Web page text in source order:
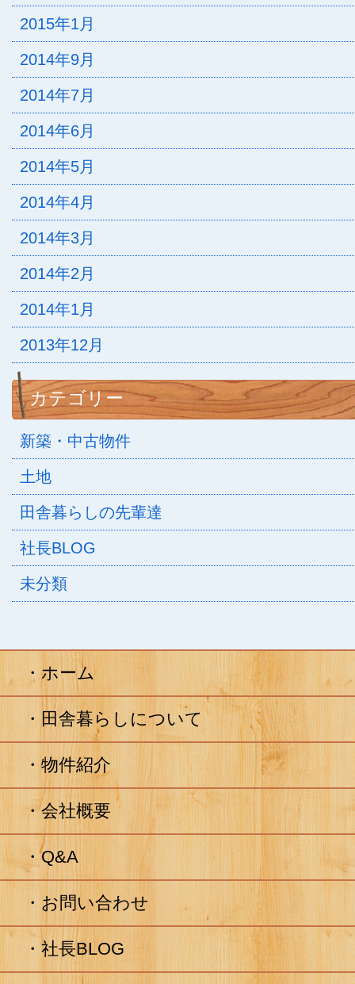
2015年1月
2014年9月
2014年7月
2014年6月
2014年5月
2014年4月
2014年3月
2014年2月
2014年1月
2013年12月
カテゴリー
新築・中古物件
土地
田舎暮らしの先輩達
社長BLOG
未分類
ホーム
田舎暮らしについて
物件紹介
会社概要
Q&A
お問い合わせ
社長BLOG